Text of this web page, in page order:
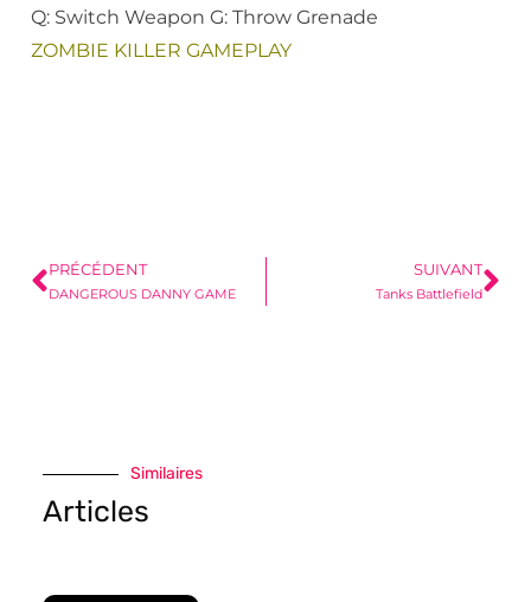
Q: Switch Weapon G: Throw Grenade
ZOMBIE KILLER GAMEPLAY
PRÉCÉDENT
DANGEROUS DANNY GAME
SUIVANT
Tanks Battlefield
Similaires
Articles